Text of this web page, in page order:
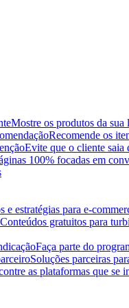
Mostre os produtos da
Recomende os
Evite que o cliente saia
100% focadas em
e estratégias para e-
Conteúdos gratuitos para
Faça parte do
Soluções parceiras
as plataformas que se